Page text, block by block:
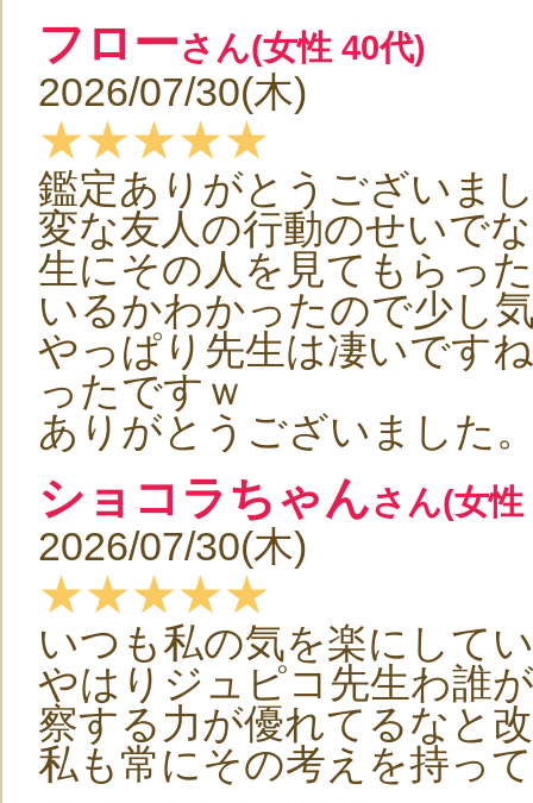
フローさん(女性 40代)
2026/07/30(木)
★★★★★
鑑定ありがとうございま
変な友人の行動のせいで
生にその人を見てもらっ
いるかわかったので少し
やっぱり先生は凄いです
ったですｗ
ありがとうございました
ショコラちゃんさん(女性
2026/07/30(木)
★★★★★
いつも私の気を楽にして
やはりジュピコ先生わ誰
察する力が優れてるなと
私も常にその考えを持っ